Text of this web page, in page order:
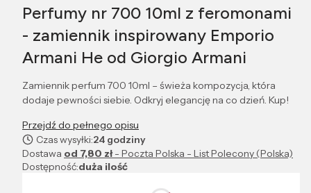
Perfumy nr 700 10ml z feromonami
- zamiennik inspirowany Emporio
Armani He od Giorgio Armani
Zamiennik perfum 700 10ml – świeża kompozycja, która
dodaje pewności siebie. Odkryj elegancję na co dzień. Kup!
Przejdź do pełnego opisu
Czas wysyłki:24 godziny
Dostawa od 7,80 zł- Poczta Polska - List Polecony (Polska)
Dostępność:duża ilość